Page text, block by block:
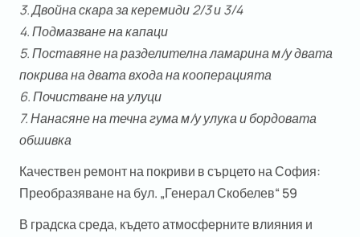
3. Двойна скара за керемиди 2/3 и 3/4
4. Подмазване на капаци
5. Поставяне на разделителна ламарина м/у двата
покрива на двата входа на кооперацията
6. Почистване на улуци
7. Нанасяне на течна гума м/у улука и бордовата
обшивка
Качествен ремонт на покриви в сърцето на София:
Преобразяване на бул. „Генерал Скобелев“ 59
В градска среда, където атмосферните влияния и